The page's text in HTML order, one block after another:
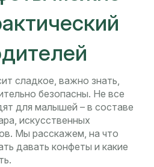
сладкое, важно знать,
безопасны. Не все
для малышей – в составе
искусственных
Мы расскажем, на что
давать конфеты и какие